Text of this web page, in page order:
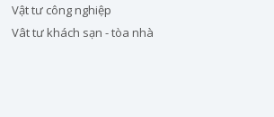
Vật tư công nghiệp
Vât tư khách sạn - tòa nhà